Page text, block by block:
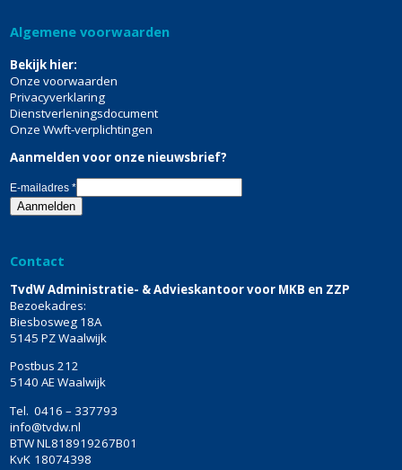
Algemene voorwaarden
Bekijk hier:
Onze voorwaarden
Privacyverklaring
Dienstverleningsdocument
Onze Wwft-verplichtingen
Aanmelden voor onze nieuwsbrief?
E-mailadres*
Contact
TvdW Administratie- & Advieskantoor voor MKB en ZZP
Bezoekadres:
Biesbosweg 18A
5145 PZ Waalwijk
Postbus 212
5140 AE Waalwijk
Tel. 0416 – 337793
info@tvdw.nl
BTWNL818919267B01
KvK 18074398